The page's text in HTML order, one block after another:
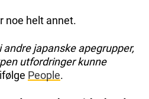
noe helt annet.
andre japanske apegrupper,
utfordringer kunne
People.